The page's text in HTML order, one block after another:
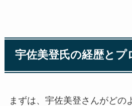
宇佐美登氏の経歴とプ
まずは、宇佐美登さんがどの